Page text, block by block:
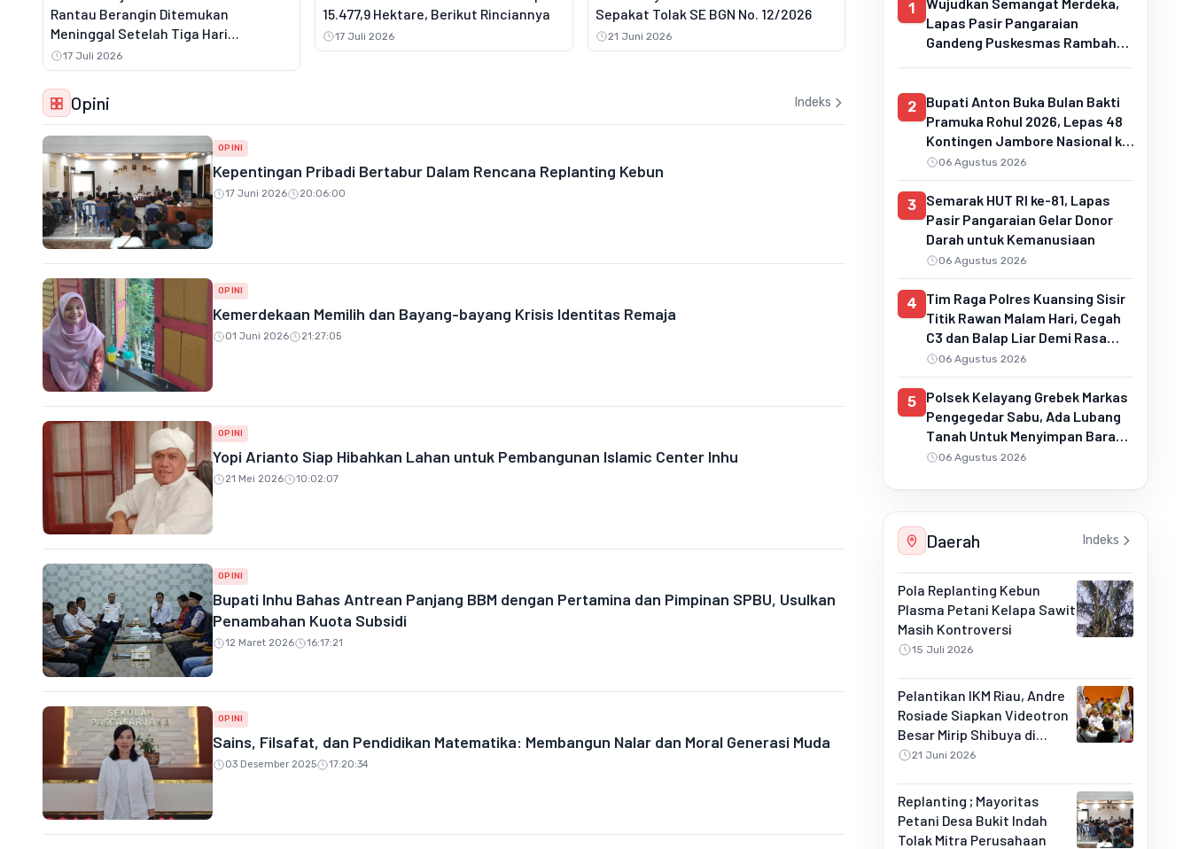
Rantau Berangin Ditemukan
Meninggal Setelah Tiga Hari
Pencarian
17 Juli 2026
15.477,9 Hektare, Berikut Rinciannya
17 Juli 2026
Sepakat Tolak SE BGN No. 12/2026
21 Juni 2026
Riau untuk Gempur Karhutla
21 Juni 2026
Opini Indeks
OPINI
Kepentingan Pribadi Bertabur Dalam Rencana Replanting Kebun
17 Juni 2026 20:06:00
OPINI
Kemerdekaan Memilih dan Bayang-bayang Krisis Identitas Remaja
01 Juni 2026 21:27:05
OPINI
Yopi Arianto Siap Hibahkan Lahan untuk Pembangunan Islamic Center Inhu
21 Mei 2026 10:02:07
OPINI
Bupati Inhu Bahas Antrean Panjang BBM dengan Pertamina dan Pimpinan SPBU, Usulkan
Penambahan Kuota Subsidi
12 Maret 2026 16:17:21
OPINI
Sains, Filsafat, dan Pendidikan Matematika: Membangun Nalar dan Moral Generasi Muda
03 Desember 2025 17:20:34
1
Lapas Pasir Pangaraian
Gandeng Puskesmas Rambah
2
Bupati Anton Buka Bulan Bakti
Pramuka Rohul 2026, Lepas 48
Kontingen Jambore Nasional ke
Cibubur
06 Agustus 2026
3
Semarak HUT RI ke-81, Lapas
Pasir Pangaraian Gelar Donor
Darah untuk Kemanusiaan
06 Agustus 2026
4
Tim Raga Polres Kuansing Sisir
Titik Rawan Malam Hari, Cegah
C3 dan Balap Liar Demi Rasa
Aman Masyarakat
06 Agustus 2026
5
Polsek Kelayang Grebek Markas
Pengegedar Sabu, Ada Lubang
Tanah Untuk Menyimpan Barang
Bukti
06 Agustus 2026
Daerah Indeks
Pola Replanting Kebun
Plasma Petani Kelapa Sawit
Masih Kontroversi
15 Juli 2026
Pelantikan IKM Riau, Andre
Rosiade Siapkan Videotron
Besar Mirip Shibuya di
Pekanbaru
21 Juni 2026
Replanting ; Mayoritas
Petani Desa Bukit Indah
Tolak Mitra Perusahaan